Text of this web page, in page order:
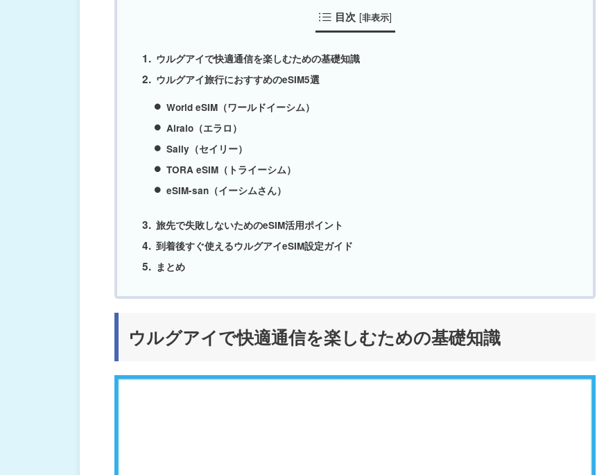
目次 [非表示]
ウルグアイで快適通信を楽しむための基礎知識
ウルグアイ旅行におすすめのeSIM5選
World eSIM（ワールドイーシム）
Airalo（エラロ）
Saily（セイリー）
TORA eSIM（トライーシム）
eSIM-san（イーシムさん）
旅先で失敗しないためのeSIM活用ポイント
到着後すぐ使えるウルグアイeSIM設定ガイド
まとめ
ウルグアイで快適通信を楽しむための基礎知識